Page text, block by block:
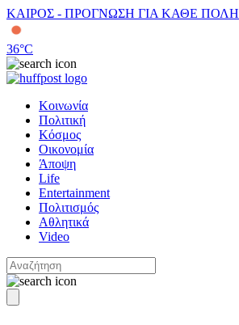
ΚΑΙΡΟΣ - ΠΡΟΓΝΩΣΗ ΓΙΑ ΚΑΘΕ ΠΟΛΗ
36°C
Κοινωνία
Πολιτική
Κόσμος
Οικονομία
Άποψη
Life
Entertainment
Πολιτισμός
Αθλητικά
Video